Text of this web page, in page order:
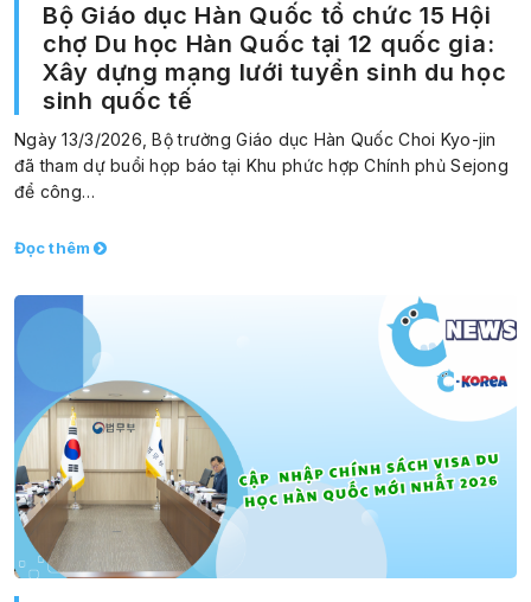
Bộ Giáo dục Hàn Quốc tổ chức 15 Hội
chợ Du học Hàn Quốc tại 12 quốc gia:
Xây dựng mạng lưới tuyển sinh du học
sinh quốc tế
Ngày 13/3/2026, Bộ trưởng Giáo dục Hàn Quốc Choi Kyo-jin
đã tham dự buổi họp báo tại Khu phức hợp Chính phủ Sejong
để công…
Đọc thêm